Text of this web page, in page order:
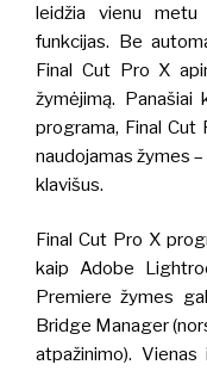
leidžia vienu
funkcijas. Be
Final Cut Pro X
žymėjimą. Panašiai
programa, Final Cut
naudojamas žymes
klavišus.
Final Cut Pro X
kaip Adobe
Premiere žymes
Bridge Manager
atpažinimo). Vienas